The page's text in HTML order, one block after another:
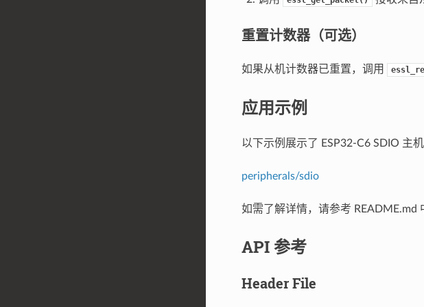
重置计数器（可选）
如果从机计数器已重置，调用
应用示例
以下示例展示了 ESP32-C6 SDIO 主
peripherals/sdio
如需了解详情，请参考 README.md
API 参考
Header File